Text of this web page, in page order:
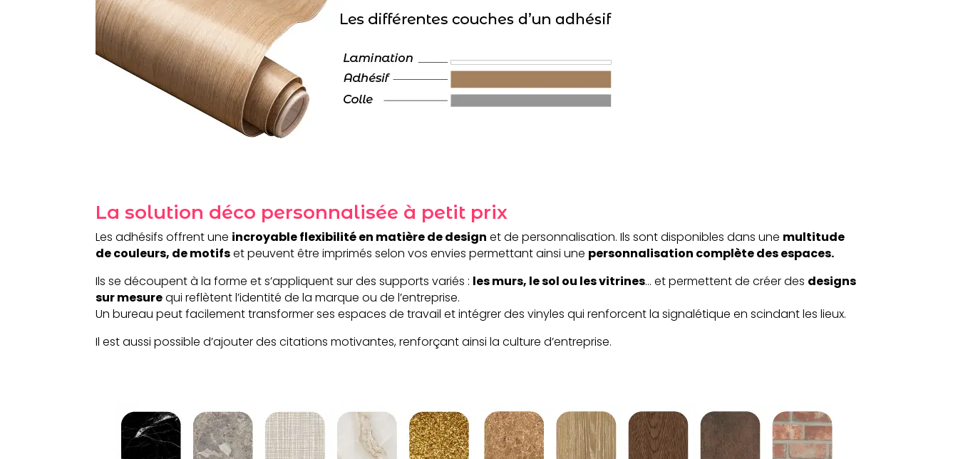
La solution déco personnalisée à petit prix
Les adhésifs offrent une incroyable flexibilité en matière de design et de personnalisation. Ils sont disponibles dans une multitude
de couleurs, de motifset peuvent être imprimés selon vos envies permettant ainsi une personnalisation complète des espaces.
Ils se découpent à la forme et s’appliquent sur des supports variés : les murs, le sol ou les vitrines… et permettent de créer des designs
sur mesurequi reflètent l’identité de la marque ou de l’entreprise.
Un bureau peut facilement transformer ses espaces de travail et intégrer des vinyles qui renforcent la signalétique en scindant les lieux.
Il est aussi possible d’ajouter des citations motivantes, renforçant ainsi la culture d’entreprise.